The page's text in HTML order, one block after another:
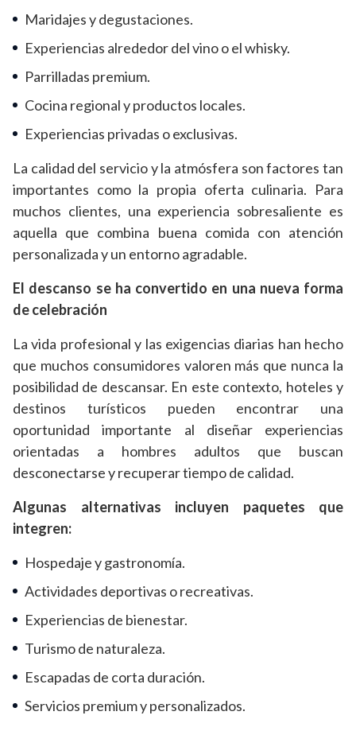
Maridajes y degustaciones.
Experiencias alrededor del vino o el whisky.
Parrilladas premium.
Cocina regional y productos locales.
Experiencias privadas o exclusivas.
La calidad del servicio y la atmósfera son factores tan
importantes como la propia oferta culinaria. Para
muchos clientes, una experiencia sobresaliente es
aquella que combina buena comida con atención
personalizada y un entorno agradable.
El descanso se ha convertido en una nueva forma
de celebración
La vida profesional y las exigencias diarias han hecho
que muchos consumidores valoren más que nunca la
posibilidad de descansar. En este contexto, hoteles y
destinos turísticos pueden encontrar una
oportunidad importante al diseñar experiencias
orientadas a hombres adultos que buscan
desconectarse y recuperar tiempo de calidad.
Algunas alternativas incluyen paquetes que
integren:
Hospedaje y gastronomía.
Actividades deportivas o recreativas.
Experiencias de bienestar.
Turismo de naturaleza.
Escapadas de corta duración.
Servicios premium y personalizados.